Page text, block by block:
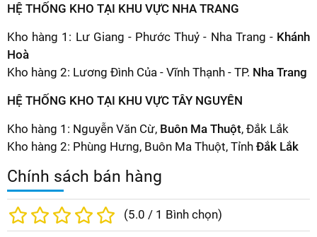
HỆ THỐNG KHO TẠI KHU VỰC NHA TRANG
Kho hàng 1: Lư Giang - Phước Thuỷ - Nha Trang - Khánh
Hoà
Kho hàng 2: Lương Đình Của - Vĩnh Thạnh - TP. Nha Trang
HỆ THỐNG KHO TẠI KHU VỰC TÂY NGUYÊN
Kho hàng 1: Nguyễn Văn Cừ, Buôn Ma Thuột, Đắk Lắk
Kho hàng 2: Phùng Hưng, Buôn Ma Thuột, Tỉnh Đắk Lắk
Chính sách bán hàng
(5.0 / 1 Bình chọn)